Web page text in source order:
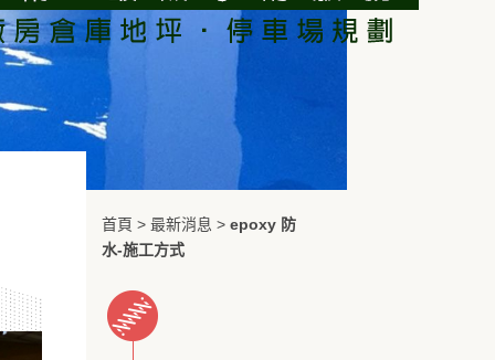
首頁 > 最新消息 > epoxy 防
水-施工方式